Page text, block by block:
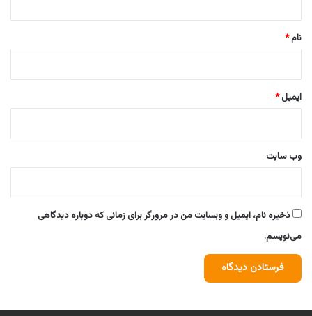
نام*
ایمیل*
وب‌ سایت
ذخیره نام، ایمیل و وبسایت من در مرورگر برای زمانی که دوباره دیدگاهی
می‌نویسم.